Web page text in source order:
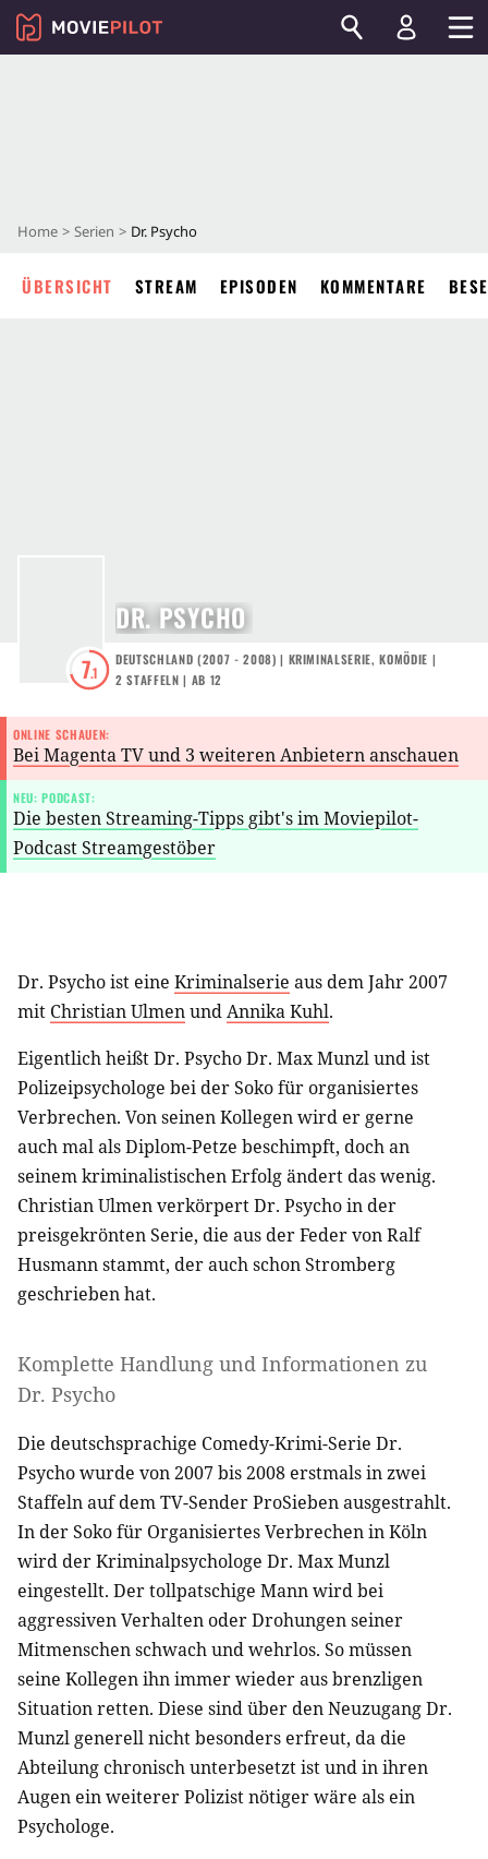
Home Serien Dr. Psycho
ÜBERSICHT STREAM EPISODEN KOMMENTARE
7.1
DR. PSYCHO
DEUTSCHLAND (2007 - 2008) | KRIMINALSERIE,KOMÖDIE |
2 STAFFELN | AB 12
ONLINE SCHAUEN:
Bei Magenta TV und 3 weiteren Anbietern anschauen
NEU: PODCAST:
Die besten Streaming-Tipps gibt's im Moviepilot-
Podcast Streamgestöber
Dr. Psycho ist eine Kriminalserie aus dem Jahr 2007
mit Christian UlmenundAnnika Kuhl.
Eigentlich heißt Dr. Psycho Dr. Max Munzl und ist
Polizeipsychologe bei der Soko für organisiertes
Verbrechen. Von seinen Kollegen wird er gerne
auch mal als Diplom-Petze beschimpft, doch an
seinem kriminalistischen Erfolg ändert das wenig.
Christian Ulmen verkörpert Dr. Psycho in der
preisgekrönten Serie, die aus der Feder von Ralf
Husmann stammt, der auch schon Stromberg
geschrieben hat.
Komplette Handlung und Informationen zu
Dr. Psycho
Die deutschsprachige Comedy-Krimi-Serie Dr.
Psycho wurde von 2007 bis 2008 erstmals in zwei
Staffeln auf dem TV-Sender ProSieben ausgestrahlt.
In der Soko für Organisiertes Verbrechen in Köln
wird der Kriminalpsychologe Dr. Max Munzl
eingestellt. Der tollpatschige Mann wird bei
aggressiven Verhalten oder Drohungen seiner
Mitmenschen schwach und wehrlos. So müssen
seine Kollegen ihn immer wieder aus brenzligen
Situation retten. Diese sind über den Neuzugang Dr.
Munzl generell nicht besonders erfreut, da die
Abteilung chronisch unterbesetzt ist und in ihren
Augen ein weiterer Polizist nötiger wäre als ein
Psychologe.